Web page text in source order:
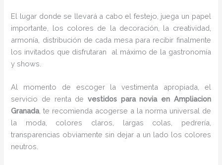
El lugar donde se llevará a cabo el festejo, juega un papel
importante, los colores de la decoración, la creatividad,
armonía, distribución de cada mesa para recibir finalmente
los invitados que disfrutaran al máximo de la gastronomía
y shows.
Al momento de escoger la vestimenta apropiada, el
servicio de renta de vestidos para novia en Ampliacion
Granada, te recomienda acogerse a la norma universal de
la moda, colores claros, largas colas, pedrería,
transparencias obviamente sin dejar a un lado los colores
neutros.